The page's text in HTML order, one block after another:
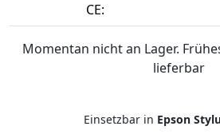
CE:
Momentan nicht an Lager.
lieferbar
Einsetzbar in Epson